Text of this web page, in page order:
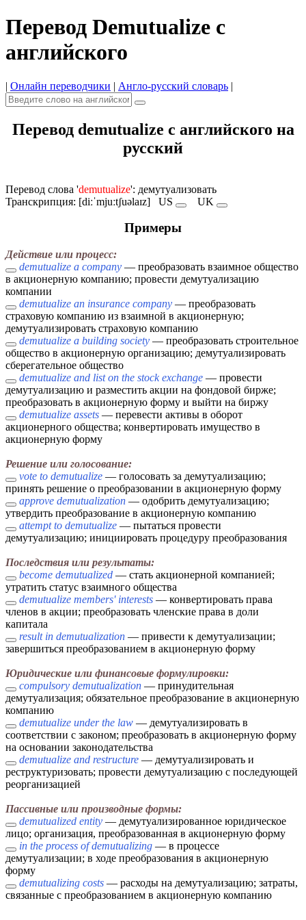
Перевод Demutualize с
английского
| Онлайн переводчики | Англо-русский словарь |
Перевод demutualize с английского на
русский
Перевод слова 'demutualize': демутуализовать
Транскрипция: [diːˈmjuːtʃuəlaɪz] US UK
Примеры
Действие или процесс:
demutualize a company — преобразовать взаимное общество
в акционерную компанию; провести демутуализацию
компании
demutualize an insurance company — преобразовать
страховую компанию из взаимной в акционерную;
демутуализировать страховую компанию
demutualize a building society — преобразовать строительное
общество в акционерную организацию; демутуализировать
сберегательное общество
demutualize and list on the stock exchange — провести
демутуализацию и разместить акции на фондовой бирже;
преобразовать в акционерную форму и выйти на биржу
demutualize assets — перевести активы в оборот
акционерного общества; конвертировать имущество в
акционерную форму
Решение или голосование:
vote to demutualize — голосовать за демутуализацию;
принять решение о преобразовании в акционерную форму
approve demutualization — одобрить демутуализацию;
утвердить преобразование в акционерную компанию
attempt to demutualize — пытаться провести
демутуализацию; инициировать процедуру преобразования
Последствия или результаты:
become demutualized — стать акционерной компанией;
утратить статус взаимного общества
demutualize members' interests — конвертировать права
членов в акции; преобразовать членские права в доли
капитала
result in demutualization — привести к демутуализации;
завершиться преобразованием в акционерную форму
Юридические или финансовые формулировки:
compulsory demutualization — принудительная
демутуализация; обязательное преобразование в акционерную
компанию
demutualize under the law — демутуализировать в
соответствии с законом; преобразовать в акционерную форму
на основании законодательства
demutualize and restructure — демутуализировать и
реструктуризовать; провести демутуализацию с последующей
реорганизацией
Пассивные или производные формы:
demutualized entity — демутуализированное юридическое
лицо; организация, преобразованная в акционерную форму
in the process of demutualizing — в процессе
демутуализации; в ходе преобразования в акционерную
форму
demutualizing costs — расходы на демутуализацию; затраты,
связанные с преобразованием в акционерную компанию